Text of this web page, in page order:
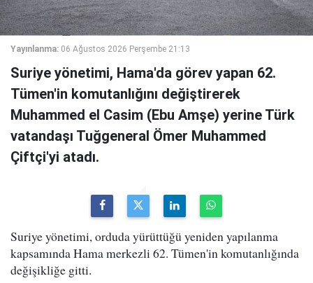
Yayınlanma: 06 Ağustos 2026 Perşembe 21:13
Suriye yönetimi, Hama'da görev yapan 62.
Tümen'in komutanlığını değiştirerek
Muhammed el Casim (Ebu Amşe) yerine Türk
vatandaşı Tuğgeneral Ömer Muhammed
Çiftçi'yi atadı.
Suriye yönetimi, orduda yürüttüğü yeniden yapılanma
kapsamında Hama merkezli 62. Tümen'in komutanlığında
değişikliğe gitti.